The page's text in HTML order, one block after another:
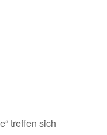
treffen sich